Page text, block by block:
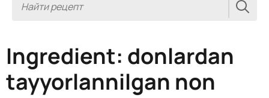
Ingredient: donlardan
tayyorlannilgan non